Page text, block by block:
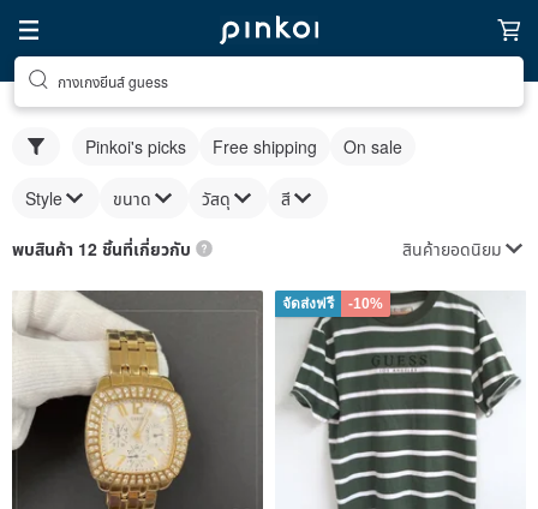
กางเกงยีนส์ guess
Pinkoi's picks Free shipping On sale
Style ขนาด วัสดุ สี
พบสินค้า 12 ชิ้นที่เกี่ยวกับ สินค้ายอดนิยม
จัดส่งฟรี -10%